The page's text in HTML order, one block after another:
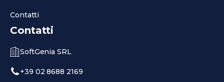
Contatti
Contatti
SoftGenia SRL
+39 02 8688 2169